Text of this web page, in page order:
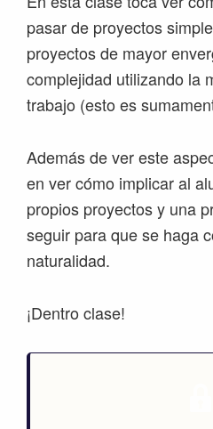
pasar de proyectos
proyectos de mayor
complejidad utilizando la
trabajo (esto es
Además de ver este
en ver cómo implicar al
propios proyectos y una
seguir para que se haga
naturalidad.
¡Dentro clase!